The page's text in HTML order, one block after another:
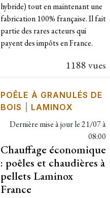
hybride) tout en maintenant une
fabrication 100% française. Il fait
partie des rares acteurs qui
payent des impôts en France.
1188 vues
POÊLE À GRANULÉS DE
BOIS
LAMINOX
Dernière mise à jour le21/07 à
08:00
Chauffage économique
: poêles et chaudières à
pellets Laminox
France